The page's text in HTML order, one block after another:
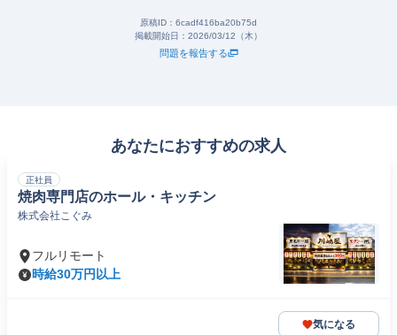
原稿ID： 6cadf416ba20b75d
掲載開始日： 2026/03/12（木）
問題を報告する
あなたにおすすめの求人
正社員
焼肉専門店のホール・キッチン
株式会社こぐみ
フルリモート
時給30万円以上
気になる